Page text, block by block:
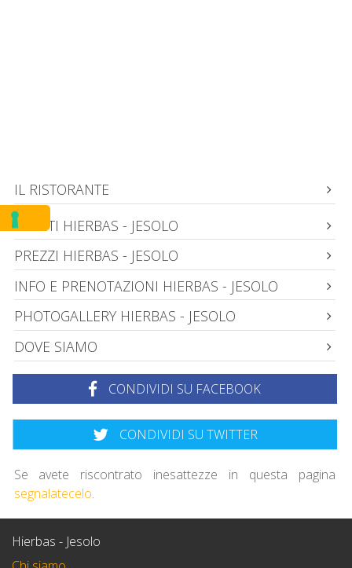
IL RISTORANTE
EVENTI HIERBAS - JESOLO
PREZZI HIERBAS - JESOLO
INFO E PRENOTAZIONI HIERBAS - JESOLO
PHOTOGALLERY HIERBAS - JESOLO
DOVE SIAMO
CONDIVIDI SU FACEBOOK
CONDIVIDI SU TWITTER
Se avete riscontrato inesattezze in questa pagina
segnalatecelo.
Hierbas - Jesolo